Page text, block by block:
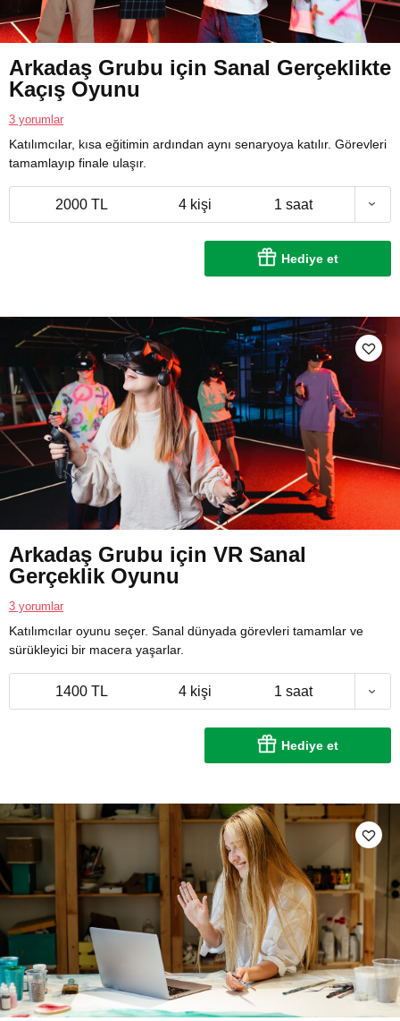
Arkadaş Grubu için Sanal Gerçeklikte
Kaçış Oyunu
3 yorumlar
Katılımcılar, kısa eğitimin ardından aynı senaryoya katılır. Görevleri
tamamlayıp finale ulaşır.
2000 TL 4 kişi 1 saat
Hediye et
Arkadaş Grubu için VR Sanal
Gerçeklik Oyunu
3 yorumlar
Katılımcılar oyunu seçer. Sanal dünyada görevleri tamamlar ve
sürükleyici bir macera yaşarlar.
1400 TL 4 kişi 1 saat
Hediye et